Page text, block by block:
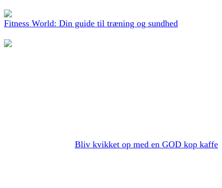
Fitness World: Din guide til træning og sundhed
Bliv kvikket op med en GOD kop kaffe